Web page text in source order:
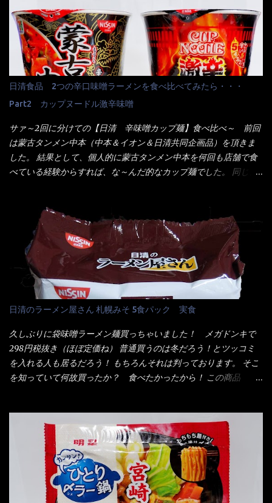
いた）が料理に必ず付いてきたものです。 でも流石にファミレ
スでは・・・それは無いね！残念だ～ 今回はすかいらーくグルー
プで、タイ料理をどの様に再現して提供しているか？を見るだけ
だなぁ～ 因みにガパオ＝ホーリーバジルなのです。 肉は通常チ
キンが多く豚や牛もあります。 肉は挽肉みたいなミンチではな
く、粗挽きの肉になるんです。 それに現地バンコクでは、卵は固
焼きが本来です。 今回はほぼ全熟の目玉焼きで、これは日本風
オタイなのと比べれば薄め？ やっぱり調味料の【スパイスガール
ズ】が必要だナァ～ 笑 私は、ブリッキーヌの粉末をよく掛け辛
く...
ている訳で何故に敢えて本商品をリリースするの？ 確かに販売価
格は、緑のたぬきの実売は108円位で、ごつ盛り天ぷらそばは98円
でした。 殆ど変わらないじゃないか！？ そこで何が違うか・・・
メーカーHPから情報を得てみた。 ■原材料 比較（相手に含まれ
て居ない物質を赤色） ☆緑のたぬき 油揚げめん(小麦粉(国内製
造)、そば粉、植物油脂、植物性たん白、食塩、とろろ芋、卵白)、
かやく(小えびてんぷら、 かまぼこ )、添付調味料(砂糖、食塩、し
ょうゆ、魚介エキス、たん白加水分解物、香辛料、ねぎ、香味油
脂)／加工でん粉、調味料(アミノ酸等)、炭酸カルシウム、カラメ
ル色素、リン酸塩(Na)、増粘多糖類、レシチン、酸化防止剤(ビタ
ミンE)、クチナシ色素、ベニコウジ色素、香料、ビタミンB2、ビ
タミンB1、香辛料抽出物、 カロチン色素 、(一部にえび・小麦・
油脂、植物性たん白、食塩、とろろ芋、卵白)、かやく(小えびてん
ぷら)、添付調味料(砂糖、食塩、しょうゆ、魚介エキス、たん白加
水分解物、ねぎ、香辛料、 植物油 、香味油脂)／加工でん粉、調味
料(アミノ酸等)、炭酸カルシウム、カラメル色素、リン酸塩
(Na)、増粘多糖類、レシチン、酸化防止剤(ビタミンE)、クチナシ
色素、香料、ベニコウジ色素、ビタミンB2、ビタミンB1、香辛料
抽出物、(一部にえび・小麦・そば・卵・ さば ・大豆・豚肉・やま
いも・ゼラチンを含む) 材料から見れば、緑のたぬきの方が蒲鉾が
入っている！ あの半円形のヤツね！ それとカロチン色素・・・
さば！？ さばって鯖か？？ サバ読んでないか？？ ■カロリー
比較 緑のたぬき ...
日清食品 2つの辛口味噌ラーメンを食べ比べてみたら・・・
Part2 カップヌードル激辛味噌
サァ～2回に分けての【日清 辛味噌カップ麺】食べ比べ～ 前回
は蒙古タンメン中本（中本＆イオン＆日清共同企画品）を頂きま
した。 結果として、個人的に蒙古タンメン中本を何回も店舗で食
べている経験からすれば、な～んだ的なカップ麺でした。 同じ日
いつきました。 見た目は、炎のシルエットが辛さを醸し出してい
る・・・ でもパッケージに惑わされてはいけない！！ 私はペ
ヤングの【獄激辛焼きそば】を完食した漢だ。 その後の獄激辛カ
レーもな！ 今回、カップヌードル激辛味噌はカップに敢えて辛
さレベルが記載されている。 それはレベル5！ 日清としては最上
位の辛さと云っている訳だ。 昨年モデルも食べてはいるけど、1年
も経つと記憶の彼方に・・・いや歳だから記憶力が、どうのこう
のではない。 記憶に残るだけのインパクトに欠けている商品と
云う事（当時） 開封すると・・・ 小袋なんてありゃしない！ カ
ップヌードルは基本蓋開けて、熱湯を注ぐだけで出来る！それが
デビュー時からの最大のポイント。 だから粉末スープの具も全
部カップの中でカオス状態。 これ特に縦型Bigカップだと、スー
りました～ 熱湯によりカップ内に対流が起こり、表層が泡立っ
ている～ 隣に用意したのが、ホワイトカップ丼型です。 こちら
へ内容物を全て移すのと同時に、スープも満遍なく全体に行き渡
させる。 箸で麺から移動させ、具とスープは最後に移すとこうな
りました。 良い感じではないか！ やはり一部粉末スープが縦型
カップの壁面に残っていたので、ぜーんぶ箸等で落としてホワイ
日清のラーメン屋さん 札幌みそ 5食パック 実食
久しぶりに袋味噌ラーメン麺買っちゃいました！ メガドンキで
298円税抜き（ほぼ定価ね） 普通買うのは冬だろう！とツッコミ
を入れる人も居るだろう！ もちろんそれは判っております。 そこ
を知っていて何故買ったか？ 食べたかったから！ この商品
てみないといけないじゃん！（知るのが遅い） リニューアル前の
は食べた事あるのよ！でもここ数年は、カップ麺の方が話題性も
品揃えも上じゃん！ だって話題性の無いのを食べても・・・しょ
うが無いじゃん！ 日本で話題性が無いのに、外国の人には尚更ね
ぇ～ 袋麺と云えば【サッポロ一番】と云われる程だが、10年位前
に革新的な袋麺が出た！ それは『マルちゃん正麺』と云われる商